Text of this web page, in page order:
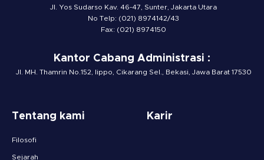
Jl. Yos Sudarso Kav. 46-47, Sunter, Jakarta Utara
No Telp: (021) 8974142/43
Fax: (021) 8974150
Kantor Cabang Administrasi :
Jl. MH. Thamrin No.152, lippo, Cikarang Sel., Bekasi, Jawa Barat 17530
Tentang kami
Filosofi
Sejarah
Karir